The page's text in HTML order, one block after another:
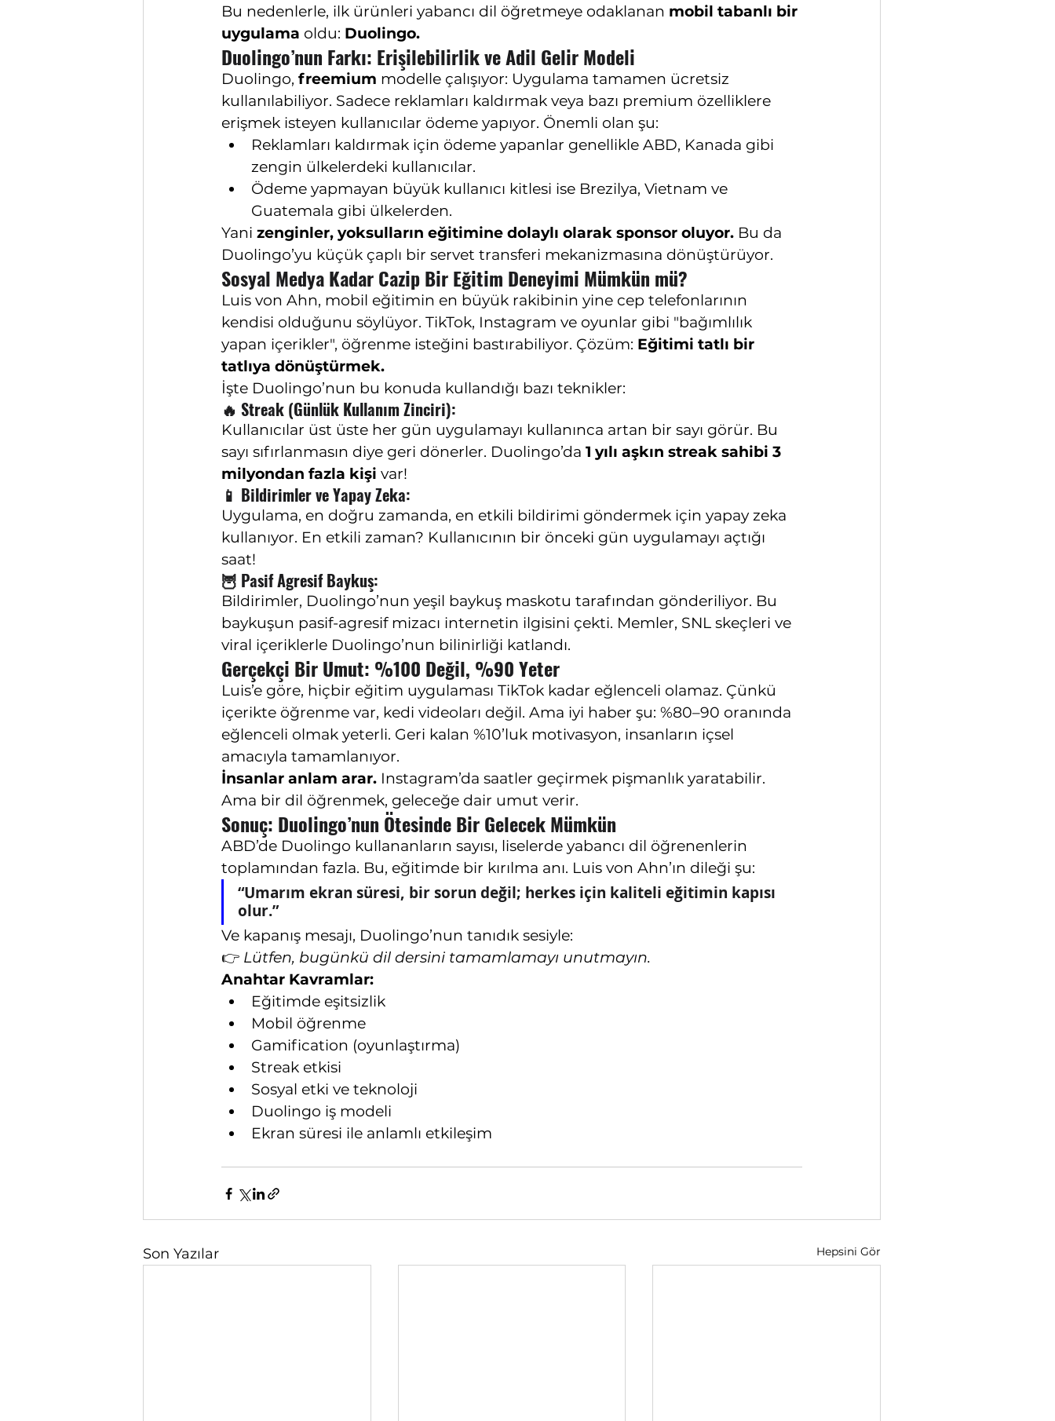
Bu nedenlerle, ilk ürünleri yabancı dil öğretmeye odaklanan mobil tabanlı bir
uygulama oldu: Duolingo.
Duolingo’nun Farkı: Erişilebilirlik ve Adil Gelir Modeli
Duolingo, freemium modelle çalışıyor: Uygulama tamamen ücretsiz
kullanılabiliyor. Sadece reklamları kaldırmak veya bazı premium özelliklere
erişmek isteyen kullanıcılar ödeme yapıyor. Önemli olan şu:
Reklamları kaldırmak için ödeme yapanlar genellikle ABD, Kanada gibi
zengin ülkelerdeki kullanıcılar.
Ödeme yapmayan büyük kullanıcı kitlesi ise Brezilya, Vietnam ve
Guatemala gibi ülkelerden.
Yani zenginler, yoksulların eğitimine dolaylı olarak sponsor oluyor. Bu da
Duolingo’yu küçük çaplı bir servet transferi mekanizmasına dönüştürüyor.
Sosyal Medya Kadar Cazip Bir Eğitim Deneyimi Mümkün mü?
Luis von Ahn, mobil eğitimin en büyük rakibinin yine cep telefonlarının
kendisi olduğunu söylüyor. TikTok, Instagram ve oyunlar gibi "bağımlılık
yapan içerikler", öğrenme isteğini bastırabiliyor. Çözüm: Eğitimi tatlı bir
tatlıya dönüştürmek.
İşte Duolingo’nun bu konuda kullandığı bazı teknikler:
🔥 Streak (Günlük Kullanım Zinciri):
Kullanıcılar üst üste her gün uygulamayı kullanınca artan bir sayı görür. Bu
sayı sıfırlanmasın diye geri dönerler. Duolingo’da 1 yılı aşkın streak sahibi 3
milyondan fazla kişi var!
📱 Bildirimler ve Yapay Zeka:
Uygulama, en doğru zamanda, en etkili bildirimi göndermek için yapay zeka
kullanıyor. En etkili zaman? Kullanıcının bir önceki gün uygulamayı açtığı
saat!
🦉 Pasif Agresif Baykuş:
Bildirimler, Duolingo’nun yeşil baykuş maskotu tarafından gönderiliyor. Bu
baykuşun pasif-agresif mizacı internetin ilgisini çekti. Memler, SNL skeçleri ve
viral içeriklerle Duolingo’nun bilinirliği katlandı.
Gerçekçi Bir Umut: %100 Değil, %90 Yeter
Luis’e göre, hiçbir eğitim uygulaması TikTok kadar eğlenceli olamaz. Çünkü
içerikte öğrenme var, kedi videoları değil. Ama iyi haber şu: %80–90 oranında
eğlenceli olmak yeterli. Geri kalan %10’luk motivasyon, insanların içsel
amacıyla tamamlanıyor.
İnsanlar anlam arar. Instagram’da saatler geçirmek pişmanlık yaratabilir.
Ama bir dil öğrenmek, geleceğe dair umut verir.
Sonuç: Duolingo’nun Ötesinde Bir Gelecek Mümkün
ABD’de Duolingo kullananların sayısı, liselerde yabancı dil öğrenenlerin
toplamından fazla. Bu, eğitimde bir kırılma anı. Luis von Ahn’ın dileği şu:
“Umarım ekran süresi, bir sorun değil; herkes için kaliteli eğitimin kapısı
olur.”
Ve kapanış mesajı, Duolingo’nun tanıdık sesiyle:
👉 Lütfen, bugünkü dil dersini tamamlamayı unutmayın.
Anahtar Kavramlar:
Eğitimde eşitsizlik
Mobil öğrenme
Gamification (oyunlaştırma)
Streak etkisi
Sosyal etki ve teknoloji
Duolingo iş modeli
Ekran süresi ile anlamlı etkileşim
Son Yazılar Hepsini Gör